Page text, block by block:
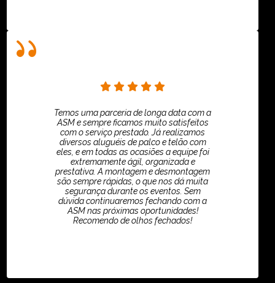
Temos uma parceria de longa data com a
ASM e sempre ficamos muito satisfeitos
com o serviço prestado. Já realizamos
diversos aluguéis de palco e telão com
eles, e em todas as ocasiões a equipe foi
extremamente ágil, organizada e
prestativa. A montagem e desmontagem
são sempre rápidas, o que nos dá muita
segurança durante os eventos. Sem
dúvida continuaremos fechando com a
ASM nas próximas oportunidades!
Recomendo de olhos fechados!